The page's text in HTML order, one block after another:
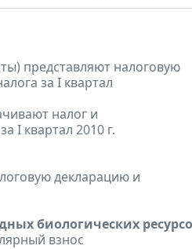
представляют налоговую
за I квартал
налог и
I квартал 2010 г.
декларацию и
биологических
взнос